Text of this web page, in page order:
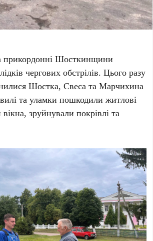
Шосткинщини
чергових обстрілів. Цього разу
Шостка, Свеса та Марчихина
та уламки пошкодили житлові
зруйнували покрівлі та